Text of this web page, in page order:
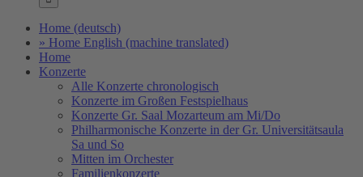
Home (deutsch)
» Home English (machine translated)
Home
Konzerte
Alle Konzerte chronologisch
Konzerte im Großen Festspielhaus
Konzerte Gr. Saal Mozarteum am Mi/Do
Philharmonische Konzerte in der Gr. Universitätsaula
Sa und So
Mitten im Orchester
Familienkonzerte